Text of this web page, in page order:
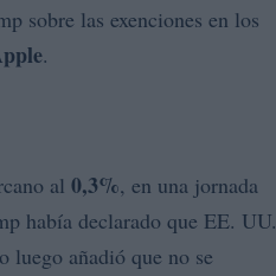
sobre las exenciones en los
.
al 0,3%, en una jornada
había declarado que EE. UU.
luego añadió que no se